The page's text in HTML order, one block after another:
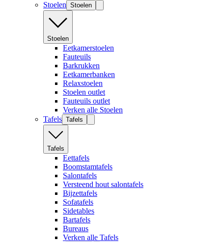
Stoelen Stoelen
Stoelen
Eetkamerstoelen
Fauteuils
Barkrukken
Eetkamerbanken
Relaxstoelen
Stoelen outlet
Fauteuils outlet
Verken alle Stoelen
Tafels Tafels
Tafels
Eettafels
Boomstamtafels
Salontafels
Versteend hout salontafels
Bijzettafels
Sofatafels
Sidetables
Bartafels
Bureaus
Verken alle Tafels